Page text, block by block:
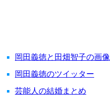
岡田義徳と田畑智子の画像
岡田義徳のツイッター
芸能人の結婚まとめ